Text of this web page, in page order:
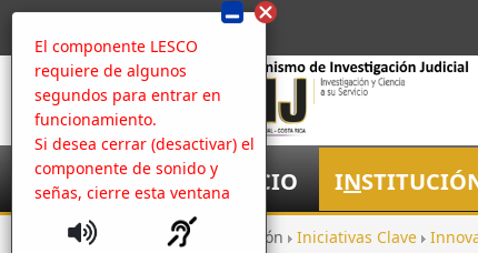
El componente LESCO
requiere de algunos
segundos para entrar en
funcionamiento.
Si desea cerrar (desactivar) el
componente de sonido y
señas, cierre esta ventana
NICIO IN
Inicio Institución Iniciativas Clave